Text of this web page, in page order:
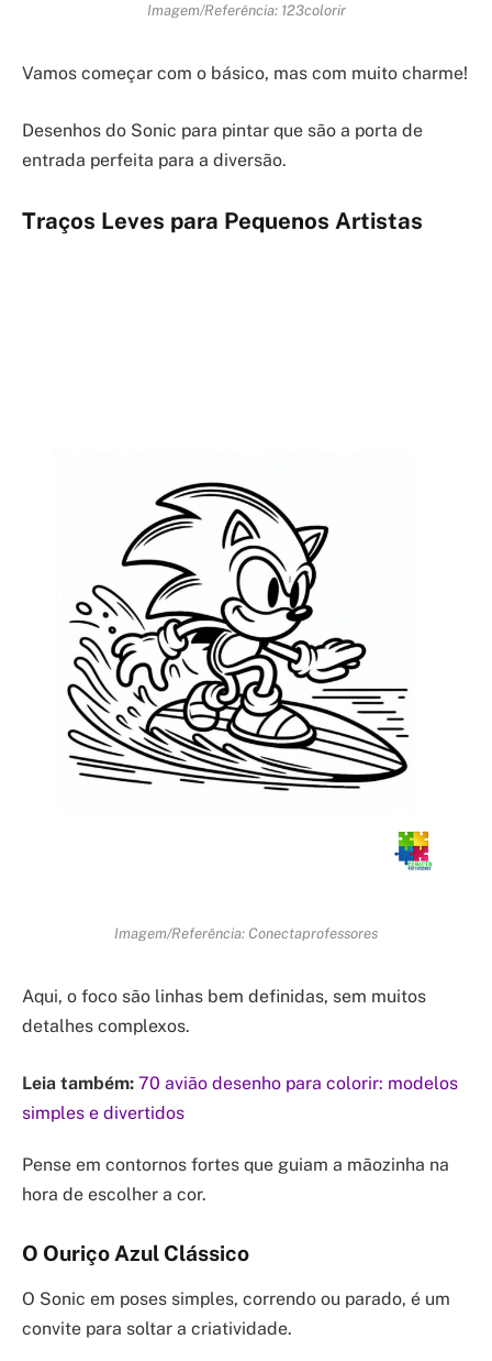
Imagem/Referência: 123colorir
Vamos começar com o básico, mas com muito charme!
Desenhos do Sonic para pintar que são a porta de
entrada perfeita para a diversão.
Traços Leves para Pequenos Artistas
Imagem/Referência: Conectaprofessores
Aqui, o foco são linhas bem definidas, sem muitos
detalhes complexos.
Leia também: 70 avião desenho para colorir: modelos
simples e divertidos
Pense em contornos fortes que guiam a mãozinha na
hora de escolher a cor.
O Ouriço Azul Clássico
O Sonic em poses simples, correndo ou parado, é um
convite para soltar a criatividade.